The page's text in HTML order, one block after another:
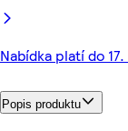
Nabídka platí do
Popis produktu